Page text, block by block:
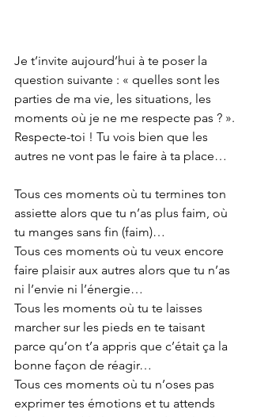
Je t’invite aujourd’hui à te poser la
question suivante : « quelles sont les
parties de ma vie, les situations, les
moments où je ne me respecte pas ? ».
Respecte-toi ! Tu vois bien que les
autres ne vont pas le faire à ta place…
Tous ces moments où tu termines ton
assiette alors que tu n’as plus faim, où
tu manges sans fin (faim)…
Tous ces moments où tu veux encore
faire plaisir aux autres alors que tu n’as
ni l’envie ni l’énergie…
Tous les moments où tu te laisses
marcher sur les pieds en te taisant
parce qu’on t’a appris que c’était ça la
bonne façon de réagir…
Tous ces moments où tu n’oses pas
exprimer tes émotions et tu attends